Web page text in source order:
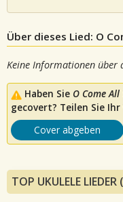
Über dieses Lied: O
Keine Informationen über
Haben Sie O Come
gecovert? Teilen Sie Ihr
Cover abgeben
TOP UKULELE